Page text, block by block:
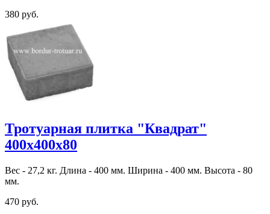
380 руб.
Тротуарная плитка "Квадрат"
400х400х80
Вес - 27,2 кг. Длина - 400 мм. Ширина - 400 мм. Высота - 80
мм.
470 руб.